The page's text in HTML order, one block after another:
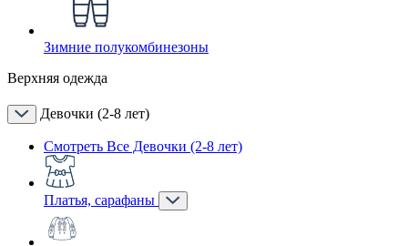
Зимние полукомбинезоны
Верхняя одежда
Девочки (2-8 лет)
Смотреть Все Девочки (2-8 лет)
Платья, сарафаны